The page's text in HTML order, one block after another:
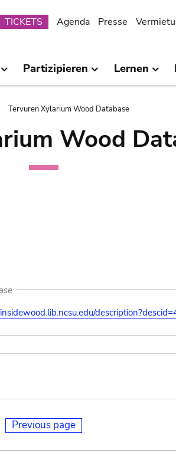
TICKETS Agenda Presse
Partizipieren Lernen
Tervuren Xylarium Wood Database
Wood
Previous page